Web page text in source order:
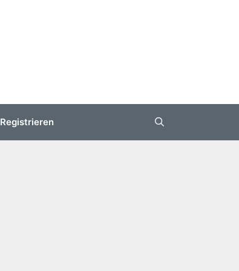
Registrieren